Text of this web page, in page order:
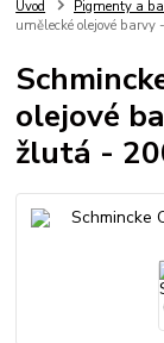
Úvod Pigmenty a
umělecké olejové
olejové
žlutá -